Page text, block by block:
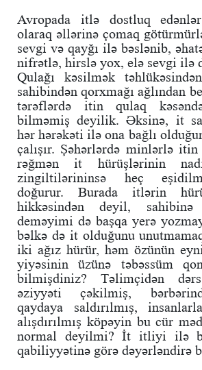
Avropada itlə dostluq
olaraq əllərinə çomaq
sevgi və qayğı ilə bəslənib,
nifrətlə, hirslə yox, elə sevgi ilə
Qulağı kəsilmək
sahibindən qorxmağı ağlından
tərəflərdə itin qulaq
bilməmiş deyilik. Əksinə, it
hər hərəkəti ilə ona bağlı
çalışır. Şəhərlərdə minlərlə itin
rəğmən it hürüşlərinin
zingiltilərininsə heç
doğurur. Burada itlərin
hikkəsindən deyil, sahibinə
deməyimi də başqa yerə
bəlkə də it olduğunu
iki ağız hürür, həm özünün
yiyəsinin üzünə təbəssüm
bilmişdiniz? Təlimçidən
əziyyəti çəkilmiş,
qaydaya saldırılmış,
alışdırılmış köpəyin bu cür
normal deyilmi? İt itliyi ilə
qabiliyyətinə görə dəyərləndirə